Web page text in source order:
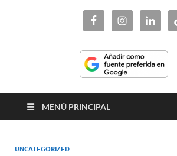
MENÚ PRINCIPAL
UNCATEGORIZED